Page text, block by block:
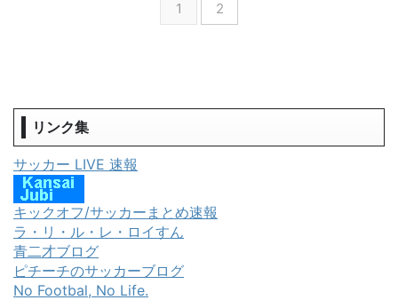
1 2
リンク集
サッカー LIVE 速報
キックオフ/サッカーまとめ速報
ラ・リ・ル・レ・ロイすん
青二才ブログ
ピチーチのサッカーブログ
No Footbal, No Life.